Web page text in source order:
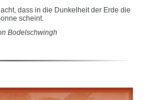
dass in die Dunkelheit der Erde die
scheint.
Bodelschwingh